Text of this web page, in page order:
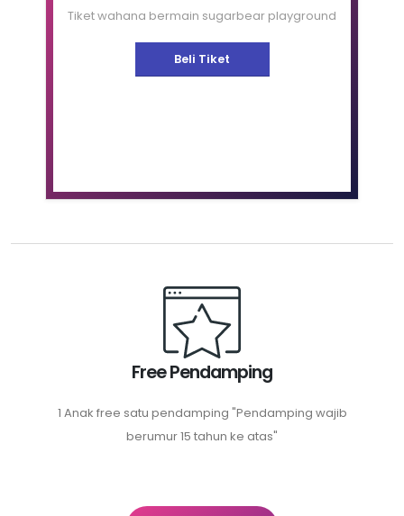
Tiket wahana bermain sugarbear playground
Beli Tiket
Free Pendamping
1 Anak free satu pendamping "Pendamping wajib
berumur 15 tahun ke atas"